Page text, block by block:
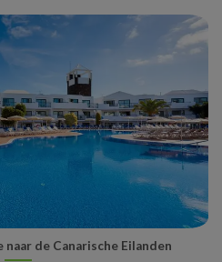
de Canarische Eilanden